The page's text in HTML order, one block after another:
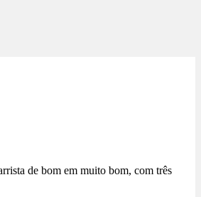
de bom em muito bom, com três